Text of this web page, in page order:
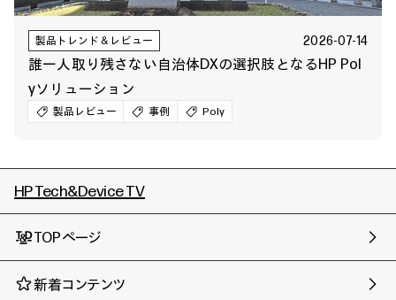
製品トレンド＆レビュー 2026-07-14
誰一人取り残さない自治体DXの選択肢となるHP Pol
yソリューション
製品レビュー 事例 Poly
HP Tech&Device TV
TOPページ
新着コンテンツ